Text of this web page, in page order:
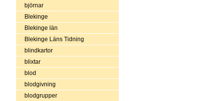
björnar
Blekinge
Blekinge län
Blekinge Läns Tidning
blindkartor
blixtar
blod
blodgivning
blodgrupper